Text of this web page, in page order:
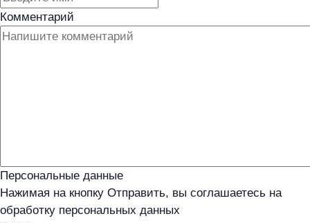
Комментарий
Персональные данные
Нажимая на кнопку Отправить, вы соглашаетесь на
обработку персональных данных